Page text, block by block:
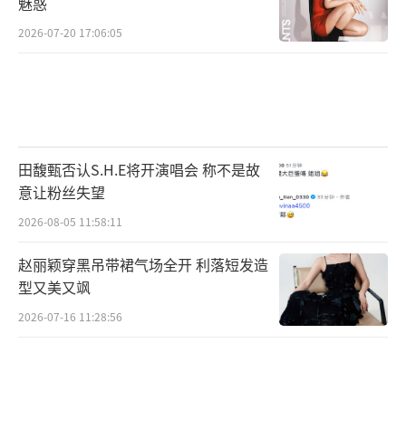
2026-07-20 17:06:05
田馥甄否认S.H.E将开演唱会 称不是故
意让粉丝失望
2026-08-05 11:58:11
赵丽颖穿黑吊带裙气场全开 利落短发造
型又美又飒
2026-07-16 11:28:56